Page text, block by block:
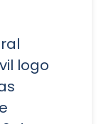
logo